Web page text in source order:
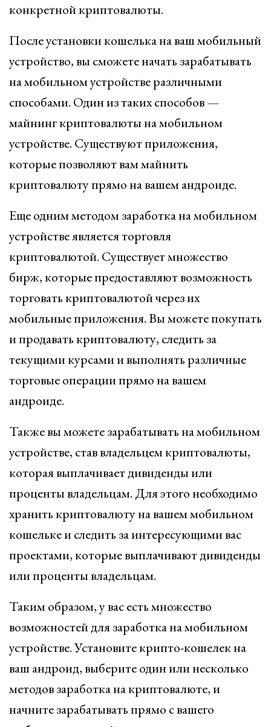
конкретной криптовалюты.
После установки кошелька на ваш мобильный
устройство, вы сможете начать зарабатывать
на мобильном устройстве различными
способами. Один из таких способов —
майнинг криптовалюты на мобильном
устройстве. Существуют приложения,
которые позволяют вам майнить
криптовалюту прямо на вашем андроиде.
Еще одним методом заработка на мобильном
устройстве является торговля
криптовалютой. Существует множество
бирж, которые предоставляют возможность
торговать криптовалютой через их
мобильные приложения. Вы можете покупать
и продавать криптовалюту, следить за
текущими курсами и выполнять различные
торговые операции прямо на вашем
андроиде.
Также вы можете зарабатывать на мобильном
устройстве, став владельцем криптовалюты,
которая выплачивает дивиденды или
проценты владельцам. Для этого необходимо
хранить криптовалюту на вашем мобильном
кошельке и следить за интересующими вас
проектами, которые выплачивают дивиденды
или проценты владельцам.
Таким образом, у вас есть множество
возможностей для заработка на мобильном
устройстве. Установите крипто-кошелек на
ваш андроид, выберите один или несколько
методов заработка на криптовалюте, и
начните зарабатывать прямо с вашего